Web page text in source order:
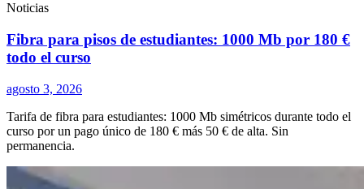
Noticias
Fibra para pisos de estudiantes: 1000 Mb por 180 €
todo el curso
agosto 3, 2026
Tarifa de fibra para estudiantes: 1000 Mb simétricos durante todo el
curso por un pago único de 180 € más 50 € de alta. Sin
permanencia.